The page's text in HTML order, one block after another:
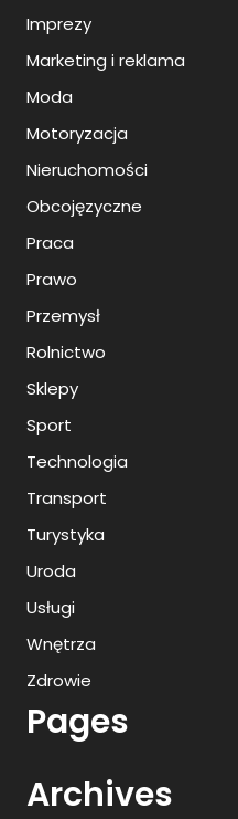
Imprezy
Marketing i reklama
Moda
Motoryzacja
Nieruchomości
Obcojęzyczne
Praca
Prawo
Przemysł
Rolnictwo
Sklepy
Sport
Technologia
Transport
Turystyka
Uroda
Usługi
Wnętrza
Zdrowie
Pages
Archives